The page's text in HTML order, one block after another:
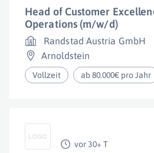
Head of Customer
Operations (m/w/d)
Randstad Austria GmbH
Arnoldstein
Vollzeit ab 80.000€ pro Jahr
vor 30+ T